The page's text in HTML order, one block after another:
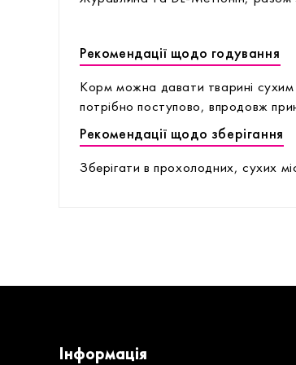
Рекомендації щодо годування
Корм можна давати тварині сухим
потрібно поступово, впродовж
Рекомендації щодо зберігання
Зберігати в прохолодних, сухих
Інформація